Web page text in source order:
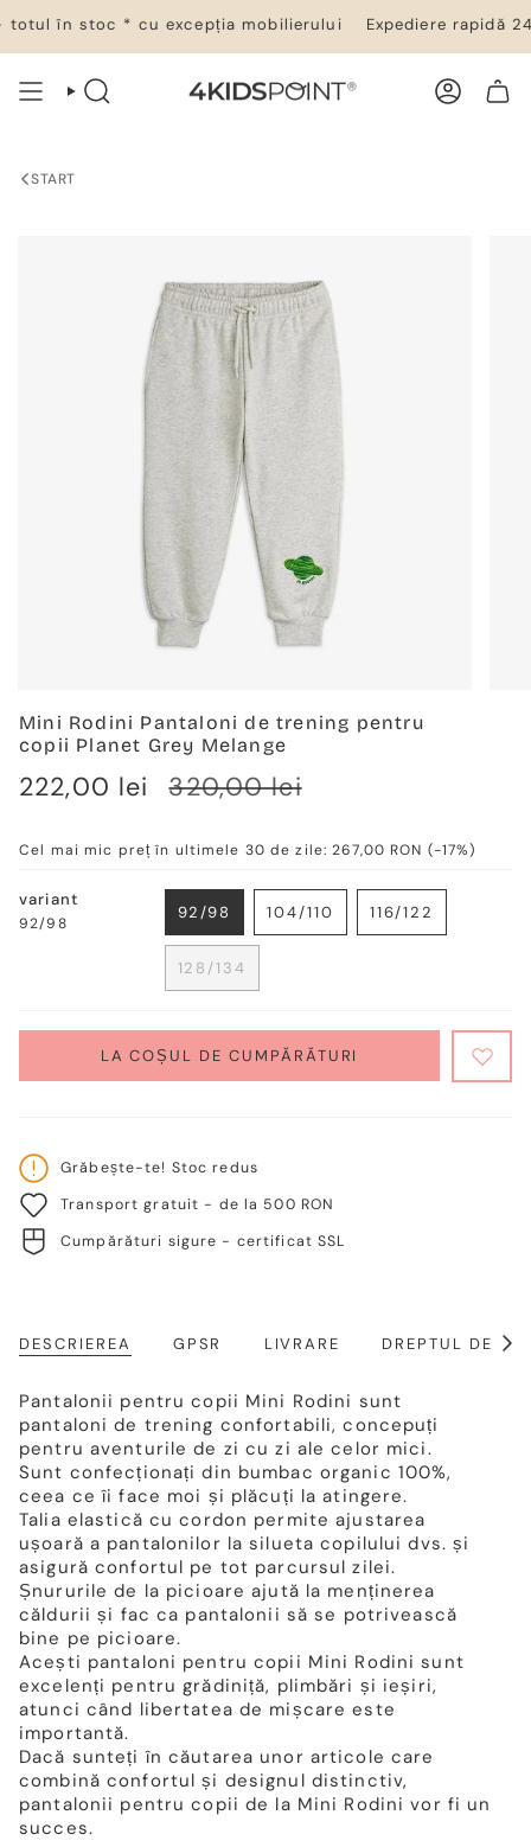
la
conținut
în stoc * cu excepția mobilierului Expediere rapidă
CĂUTARE CONT
START
Mini Rodini Pantaloni de trening pentru
copii Planet Grey Melange
Verkaufspreis
222,00 lei
Regulärer
320,00 lei
Cel mai mic preț în ultimele 30 de zile:267,00 RON (-17%)
variant
92/98
92/98
VARIANTE
AUSVERKAUFT
ODER
NICHT
104/110
VARIANTE
116/122
VARIANTE
128/134
VARIANTE
ODER
NICHT
VERFÜGBAR
LA COȘUL DE CUMPĂRĂTURI
Grăbește-te! Stoc redus
Transport gratuit - de la 500 RON
Cumpărături sigure - certificat SSL
DESCRIEREA GPSR LIVRARE DREPTUL DE
Pantalonii pentru copii Mini Rodini sunt
pantaloni de trening confortabili, concepuți
pentru aventurile de zi cu zi ale celor mici.
Sunt confecționați din bumbac organic 100%,
ceea ce îi face moi și plăcuți la atingere.
Talia elastică cu cordon permite ajustarea
ușoară a pantalonilor la silueta copilului dvs. și
asigură confortul pe tot parcursul zilei.
Șnururile de la picioare ajută la menținerea
căldurii și fac ca pantalonii să se potrivească
bine pe picioare.
Acești pantaloni pentru copii Mini Rodini sunt
excelenți pentru grădiniță, plimbări și ieșiri,
atunci când libertatea de mișcare este
importantă.
Dacă sunteți în căutarea unor articole care
combină confortul și designul distinctiv,
pantalonii pentru copii de la Mini Rodini vor fi un
succes.